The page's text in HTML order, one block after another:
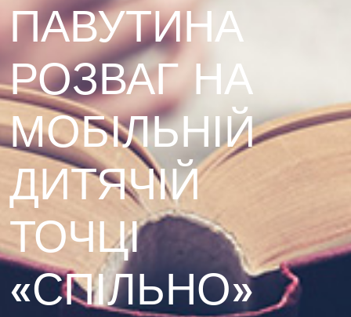
ПАВУТИНА
РОЗВАГ НА
МОБІЛЬНІЙ
ДИТЯЧІЙ
ТОЧЦІ
«СПІЛЬНО»